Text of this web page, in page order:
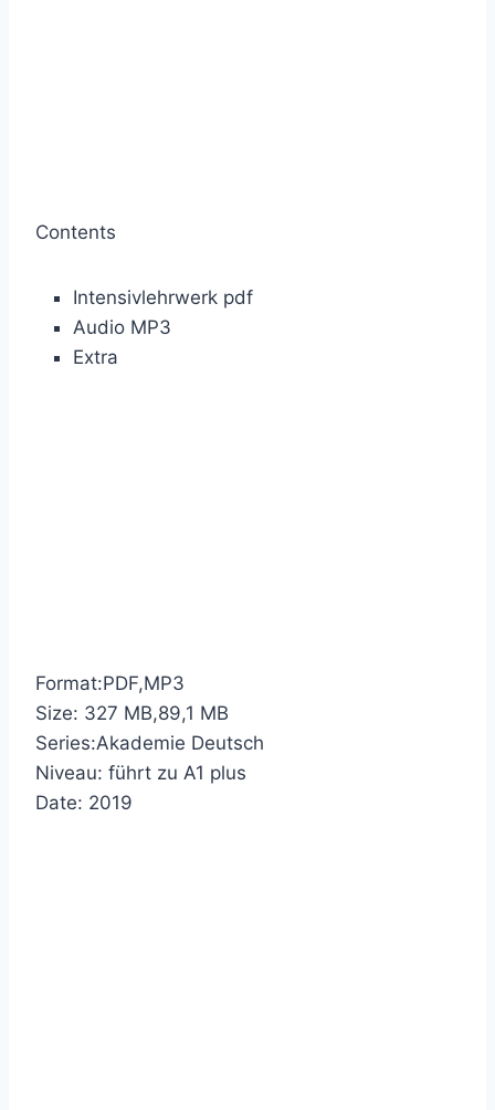
Contents
Intensivlehrwerk pdf
Audio MP3
Extra
Format:PDF,MP3
Size: 327 MB,89,1 MB
Series:Akademie Deutsch
Niveau: führt zu A1 plus
Date: 2019